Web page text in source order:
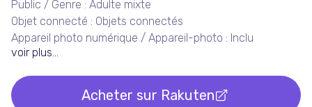
Public / Genre : Adulte mixte
Objet connecté : Objets connectés
Appareil photo numérique / Appareil-photo : Inclu
voir plus...
Acheter sur Rakuten